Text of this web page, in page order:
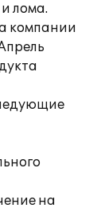
лома.
компании
на